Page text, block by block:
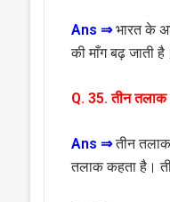
Ans ⇒भारत के
की माँग बढ़ जाती
Q. 35. तीन तलाक
Ans ⇒तीन
तलाक कहता है।